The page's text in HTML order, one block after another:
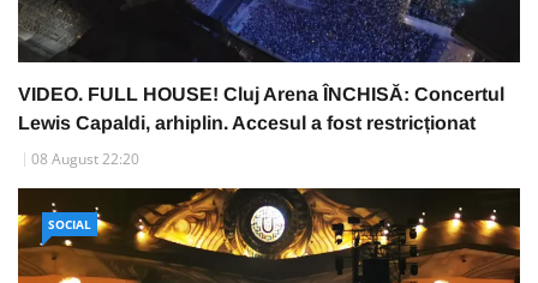
VIDEO. FULL HOUSE! Cluj Arena ÎNCHISĂ: Concertul
Lewis Capaldi, arhiplin. Accesul a fost restricționat
08 August 22:20
SOCIAL